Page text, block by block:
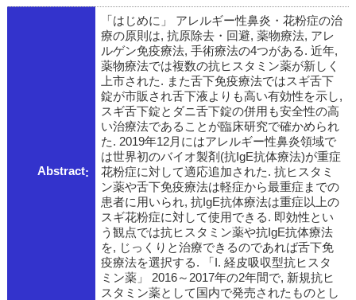
Abstract
「はじめに」 アレルギー性鼻炎・花粉症の治
療の原則は, 抗原除去・回避, 薬物療法, アレ
ルゲン免疫療法, 手術療法の4つがある. 近年,
薬物療法では複数の抗ヒスタミン薬が新しく
上市された. また舌下免疫療法ではスギ舌下
錠が市販され舌下液よりも高い有効性を示し,
スギ舌下錠とダニ舌下錠の併用も安全性の高
い治療法であることが臨床研究で確かめられ
た. 2019年12月にはアレルギー性鼻炎領域で
は世界初のバイオ製剤(抗IgE抗体療法)が重症
花粉症に対して適応追加された. 抗ヒスタミ
ン薬や舌下免疫療法は軽症から最重症までの
患者に用いられ, 抗IgE抗体療法は重症以上の
スギ花粉症に対して使用できる. 即効性とい
う観点では抗ヒスタミン薬や抗IgE抗体療法
を, じっくりと治療できるのであれば舌下免
疫療法を選択する. 「I. 経皮吸収型抗ヒスタ
ミン薬」 2016～2017年の2年間で, 新規抗ヒ
スタミン薬として国内で発売されたものとし